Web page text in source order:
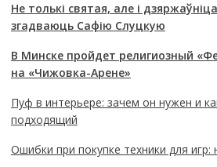
Не толькі святая, але і
згадваюць Сафію Слуцкую
В Минске пройдет религиозный
на «Чижовка-Арене»
Пуф в интерьере: зачем он нужен и
подходящий
Ошибки при покупке техники для